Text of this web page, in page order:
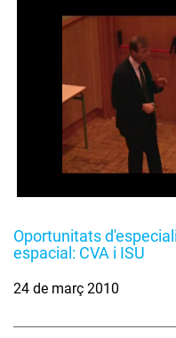
Oportunitats
espacial: CVA i ISU
24 de març 2010